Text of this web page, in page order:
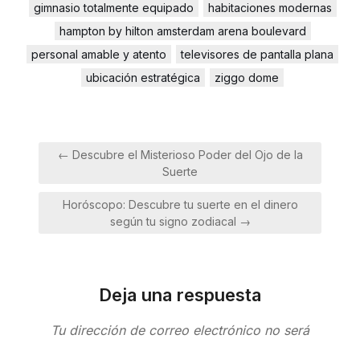
gimnasio totalmente equipado
habitaciones modernas
hampton by hilton amsterdam arena boulevard
personal amable y atento
televisores de pantalla plana
ubicación estratégica
ziggo dome
Navegación
← Descubre el Misterioso Poder del Ojo de la
Suerte
Horóscopo: Descubre tu suerte en el dinero
según tu signo zodiacal →
Deja una respuesta
Tu dirección de correo electrónico no será